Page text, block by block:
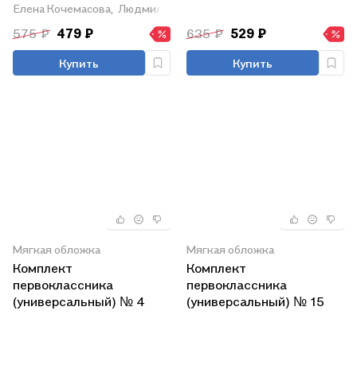
5-7 лет. ФГОС ДО 2021
Елена Кочемасова, Людмила Петерсон
575 ₽ 479 ₽
Купить
635 ₽ 529 ₽
Купить
Мягкая обложка
Комплект
первоклассника
(универсальный) № 4
Мягкая обложка
Комплект
первоклассника
(универсальный) № 15